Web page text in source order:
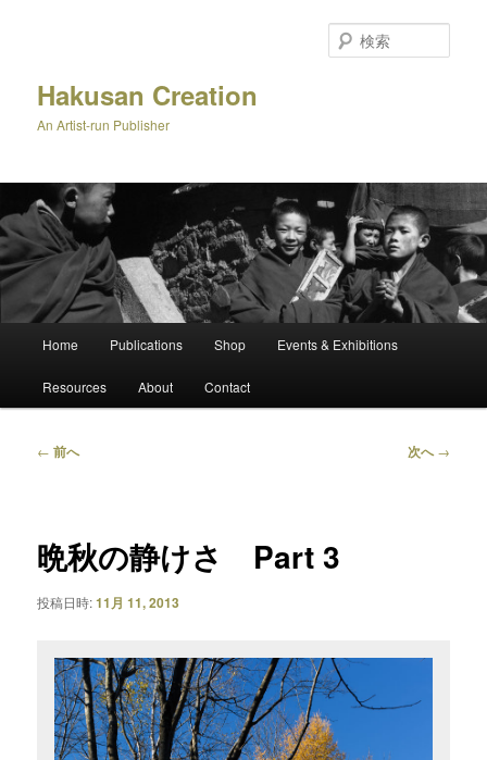
移
動
Hakusan Creation
An Artist-run Publisher
索
メ
Home Publications Shop Events & Exhibitions
Resources About Contact
投
ゲ
ー
ョ
← 前へ 次へ→
晩秋の静けさ Part 3
投稿日時:11月 11, 2013